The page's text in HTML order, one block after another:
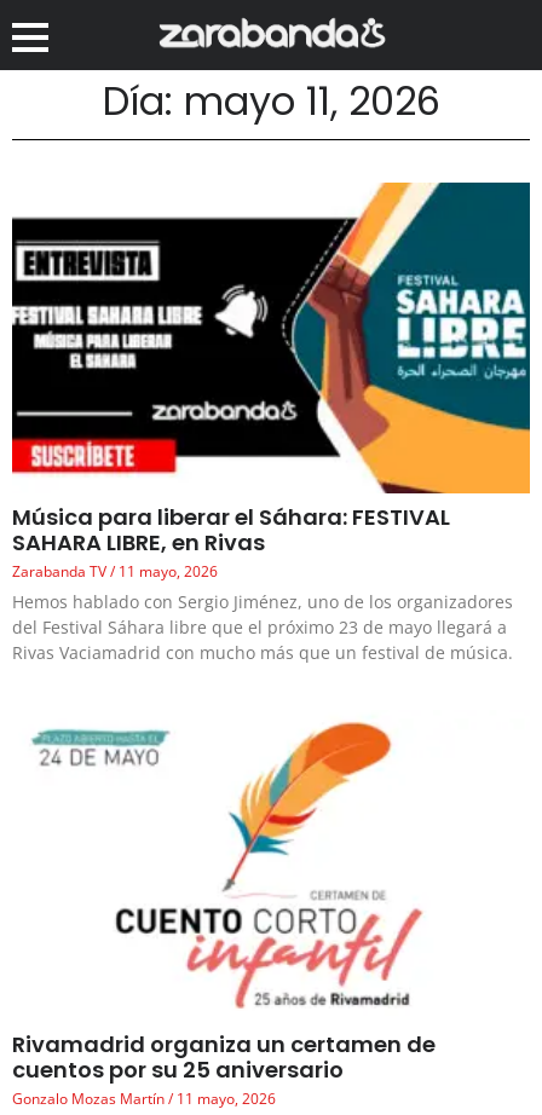
Día: mayo 11, 2026
Música para liberar el Sáhara: FESTIVAL
SAHARA LIBRE, en Rivas
Zarabanda TV 11 mayo, 2026
Hemos hablado con Sergio Jiménez, uno de los organizadores
del Festival Sáhara libre que el próximo 23 de mayo llegará a
Rivas Vaciamadrid con mucho más que un festival de música.
Rivamadrid organiza un certamen de
cuentos por su 25 aniversario
Gonzalo Mozas Martín 11 mayo, 2026